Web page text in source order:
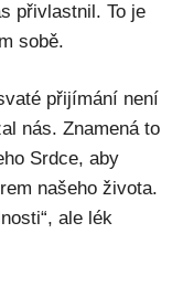
přivlastnil. To je
sobě.
přijímání není
nás. Znamená to
Srdce, aby
našeho života.
ale lék